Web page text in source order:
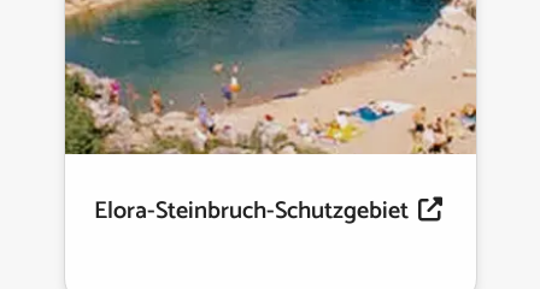
Elora-Steinbruch-Schutzgebiet